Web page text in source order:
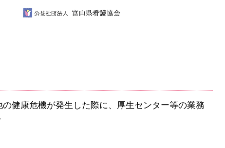
健康危機が発生した際に、厚生センター等の業務